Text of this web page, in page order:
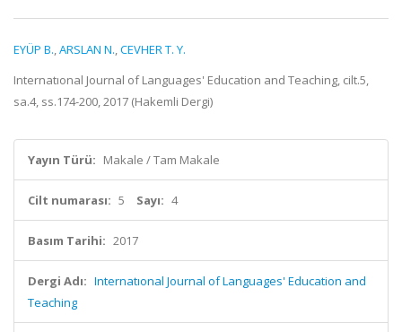
EYÜP B.,ARSLAN N.,CEVHER T. Y.
Internatıonal Journal of Languages' Education and Teaching, cilt.5,
sa.4, ss.174-200, 2017 (Hakemli Dergi)
Yayın Türü: Makale / Tam Makale
Cilt numarası: 5 Sayı: 4
Basım Tarihi: 2017
Dergi Adı: Internatıonal Journal of Languages' Education and
Teaching